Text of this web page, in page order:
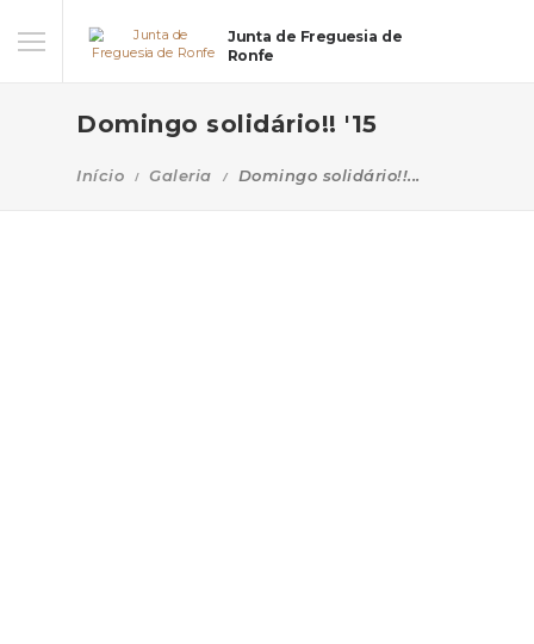
Junta de Freguesia de
Ronfe
Domingo solidário!! '15
Início Galeria Domingo solidário!!...